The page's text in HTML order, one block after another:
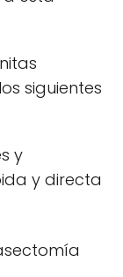
siguientes
y
y directa